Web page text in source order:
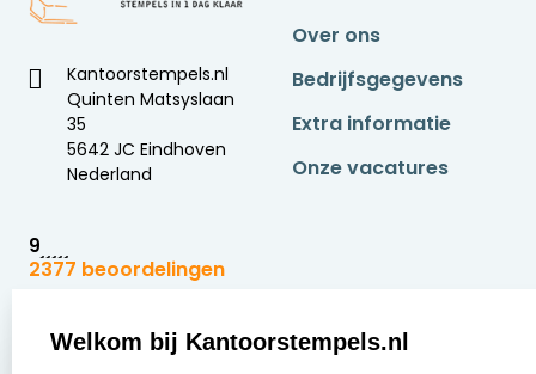
Kantoorstempels.nl
Quinten Matsyslaan
35
5642 JC Eindhoven
Nederland
9
2377 beoordelingen
Over ons
Bedrijfsgegevens
Extra informatie
Onze vacatures
Zakelijk: Klantenservice:
Welkom bij Kantoorstempels.nl